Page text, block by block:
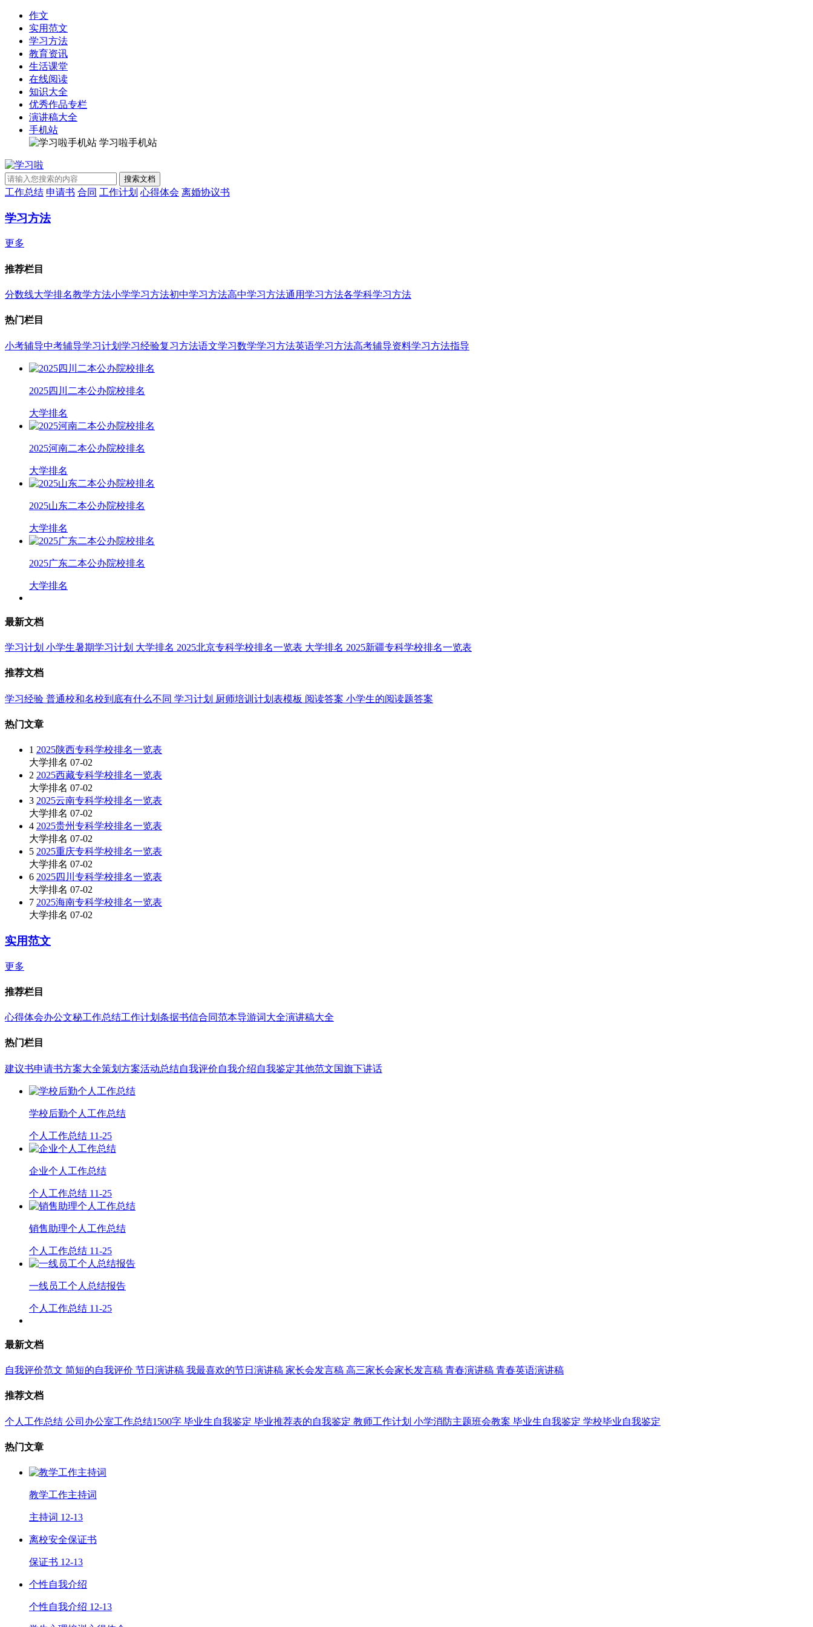
作文
实用范文
学习方法
教育资讯
生活课堂
在线阅读
知识大全
优秀作品专栏
演讲稿大全
手机站
学习啦手机站
工作总结 申请书 合同 工作计划 心得体会 离婚协议书
学习方法
更多
推荐栏目
分数线大学排名教学方法小学学习方法初中学习方法高中学习方法通用学习方法各学科学习方法
热门栏目
小考辅导中考辅导学习计划 学习经验复习方法语文学习数学学习方法英语学习方法高考辅导资料学习方法指导
2025四川二本公办院校排名
大学排名
2025河南二本公办院校排名
大学排名
2025山东二本公办院校排名
大学排名
2025广东二本公办院校排名
大学排名
最新文档
学习计划 小学生暑期学习计划 大学排名 2025北京专科学校排名一览表 大学排名 2025新疆专科学校排名一览表
推荐文档
学习经验 普通校和名校到底有什么不同 学习计划 厨师培训计划表模板 阅读答案 小学生的阅读题答案
热门文章
1 2025陕西专科学校排名一览表
大学排名 07-02
2 2025西藏专科学校排名一览表
大学排名 07-02
3 2025云南专科学校排名一览表
大学排名 07-02
4 2025贵州专科学校排名一览表
大学排名 07-02
5 2025重庆专科学校排名一览表
大学排名 07-02
6 2025四川专科学校排名一览表
大学排名 07-02
7 2025海南专科学校排名一览表
大学排名 07-02
实用范文
更多
推荐栏目
心得体会办公文秘工作总结工作计划 条据书信合同范本导游词大全演讲稿大全
热门栏目
建议书申请书方案大全策划方案活动总结自我评价自我介绍自我鉴定其他范文国旗下讲话
学校后勤个人工作总结
个人工作总结 11-25
企业个人工作总结
个人工作总结 11-25
销售助理个人工作总结
个人工作总结 11-25
一线员工个人总结报告
个人工作总结 11-25
最新文档
自我评价范文 简短的自我评价 节日演讲稿 我最喜欢的节日演讲稿 家长会发言稿 高三家长会家长发言稿 青春演讲稿 青春英语演讲稿
推荐文档
个人工作总结 公司办公室工作总结1500字 毕业生自我鉴定 毕业推荐表的自我鉴定 教师工作计划 小学消防主题班会教案 毕业生自我鉴定 学校毕业自我鉴定
热门文章
教学工作主持词
主持词 12-13
离校安全保证书
保证书 12-13
个性自我介绍
个性自我介绍 12-13